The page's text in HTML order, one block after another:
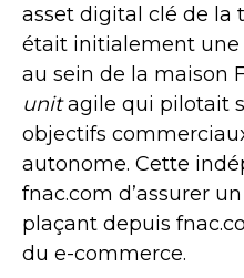
asset digital clé de la
était initialement
au sein de la maison
unitagile qui pilotait
objectifs
autonome. Cette
fnac.com d’assurer
plaçant depuis
du e-commerce.